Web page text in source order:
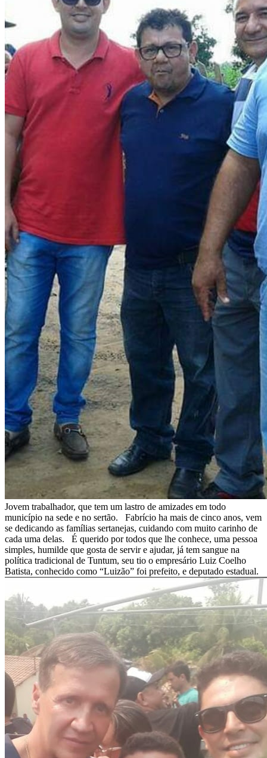
Jovem trabalhador, que tem um lastro de amizades em todo
município na sede e no sertão. Fabrício ha mais de cinco anos, vem
se dedicando as famílias sertanejas, cuidando com muito carinho de
cada uma delas. É querido por todos que lhe conhece, uma pessoa
simples, humilde que gosta de servir e ajudar, já tem sangue na
política tradicional de Tuntum, seu tio o empresário Luiz Coelho
Batista, conhecido como “Luizão” foi prefeito, e deputado estadual.